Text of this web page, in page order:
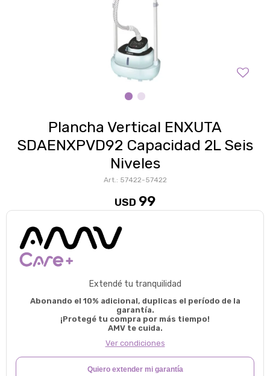
Plancha Vertical ENXUTA
SDAENXPVD92 Capacidad 2L Seis
Niveles
57422-57422
USD 99
Extendé tu tranquilidad
Abonando el 10% adicional, duplicas el período de la
garantía.
¡Protegé tu compra por más tiempo!
AMV te cuida.
Ver condiciones
Quiero extender mi garantía